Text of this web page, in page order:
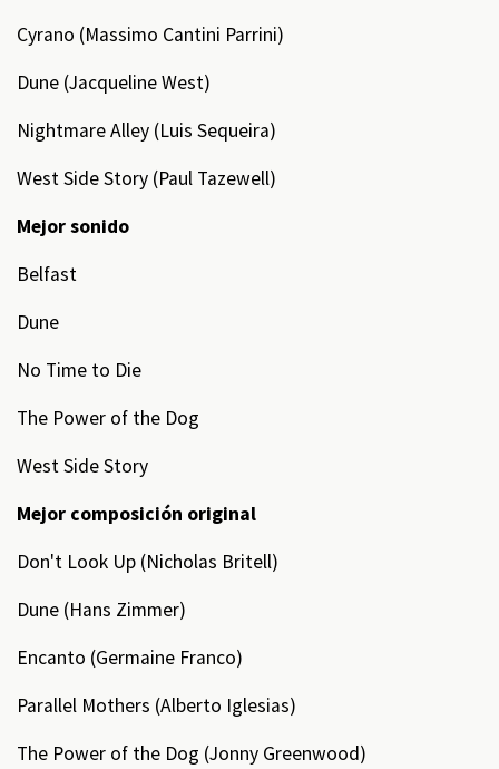
Cyrano (Massimo Cantini Parrini)
Dune (Jacqueline West)
Nightmare Alley (Luis Sequeira)
West Side Story (Paul Tazewell)
Mejor sonido
Belfast
Dune
No Time to Die
The Power of the Dog
West Side Story
Mejor composición original
Don't Look Up (Nicholas Britell)
Dune (Hans Zimmer)
Encanto (Germaine Franco)
Parallel Mothers (Alberto Iglesias)
The Power of the Dog (Jonny Greenwood)